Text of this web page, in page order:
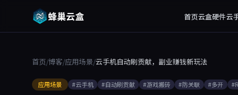
蜂巢云盒 首页云盒硬件云
首页/博客/应用场景/云手机自动刷贡献，副业赚钱新玩法
应用场景 #云手机 #自动刷贡献 #游戏搬砖 #防关联 #多开